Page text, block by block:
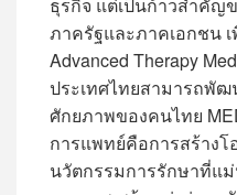
ธุรกิจ แต่เป็นก้าวสำคัญ
ภาครัฐและภาคเอกชน
Advanced Therapy
ประเทศไทยสามารถพั
ศักยภาพของคนไทย
การแพทย์คือการสร้างโ
นวัตกรรมการรักษาที่แ